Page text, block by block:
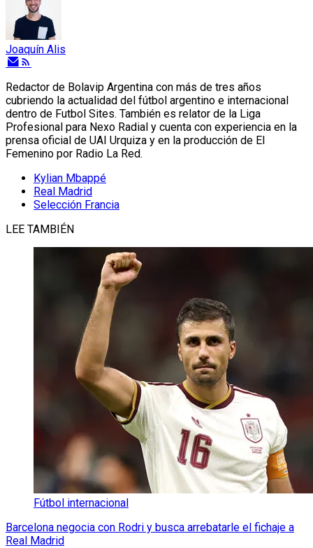
Joaquín Alis
Redactor de Bolavip Argentina con más de tres años
cubriendo la actualidad del fútbol argentino e internacional
dentro de Futbol Sites. También es relator de la Liga
Profesional para Nexo Radial y cuenta con experiencia en la
prensa oficial de UAI Urquiza y en la producción de El
Femenino por Radio La Red.
Kylian Mbappé
Real Madrid
Selección Francia
LEE TAMBIÉN
Fútbol internacional
Barcelona negocia con Rodri y busca arrebatarle el fichaje a
Real Madrid